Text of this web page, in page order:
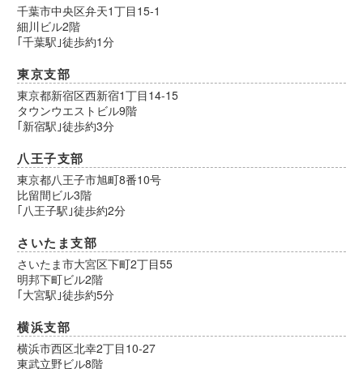
千葉市中央区弁天1丁目15-1
細川ビル2階
｢千葉駅｣徒歩約1分
東京支部
東京都新宿区西新宿1丁目14-15
タウンウエストビル9階
｢新宿駅｣徒歩約3分
八王子支部
東京都八王子市旭町8番10号
比留間ビル3階
｢八王子駅｣徒歩約2分
さいたま支部
さいたま市大宮区下町2丁目55
明邦下町ビル2階
｢大宮駅｣徒歩約5分
横浜支部
横浜市西区北幸2丁目10-27
東武立野ビル8階